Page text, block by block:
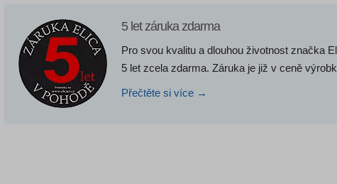
5 let záruka zdarma
Pro svou kvalitu a dlouhou životnost značka
5 let zcela zdarma. Záruka je již v ceně
Přečtěte si více →